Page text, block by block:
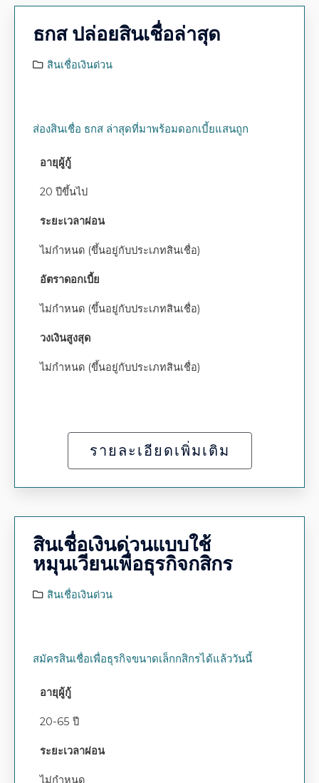
ธกส ปล่อยสินเชื่อล่าสุด
สินเชื่อเงินด่วน
ส่องสินเชื่อ ธกส ล่าสุดที่มาพร้อมดอกเบี้ยแสนถูก
อายุผู้กู้
20 ปีขึ้นไป
ระยะเวลาผ่อน
ไม่กำหนด (ขึ้นอยู่กับประเภทสินเชื่อ)
อัตราดอกเบี้ย
ไม่กำหนด (ขึ้นอยู่กับประเภทสินเชื่อ)
วงเงินสูงสุด
ไม่กำหนด (ขึ้นอยู่กับประเภทสินเชื่อ)
รายละเอียดเพิ่มเติม
สินเชื่อเงินด่วนแบบใช้
หมุนเวียนเพื่อธุรกิจกสิกร
สินเชื่อเงินด่วน
สมัครสินเชื่อเพื่อธุรกิจขนาดเล็กกสิกรได้แล้ววันนี้
อายุผู้กู้
20-65 ปี
ระยะเวลาผ่อน
ไม่กำหนด